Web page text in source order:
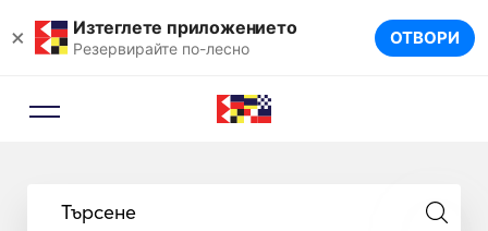
× Изтеглете приложението
Резервирайте по-лесно ОТВОРИ
Търсене